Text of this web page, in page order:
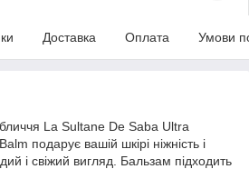
Доставка Оплата Умови
La Sultane De Saba Ultra
подарує вашій шкірі ніжність і
і свіжий вигляд. Бальзам підходить